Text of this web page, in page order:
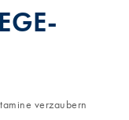
verzaubern